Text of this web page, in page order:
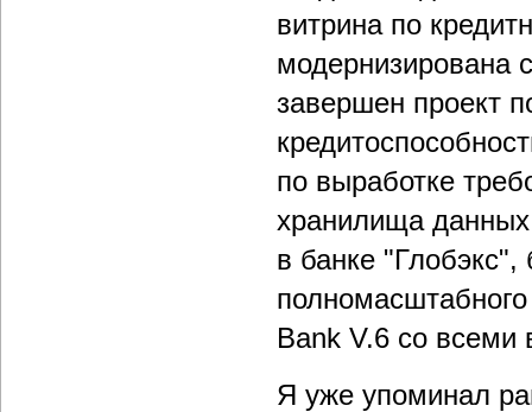
витрина по
модернизирована
завершен проект
по выработке
хранилища
в банке
Bank V.6 со
Я уже упоминал